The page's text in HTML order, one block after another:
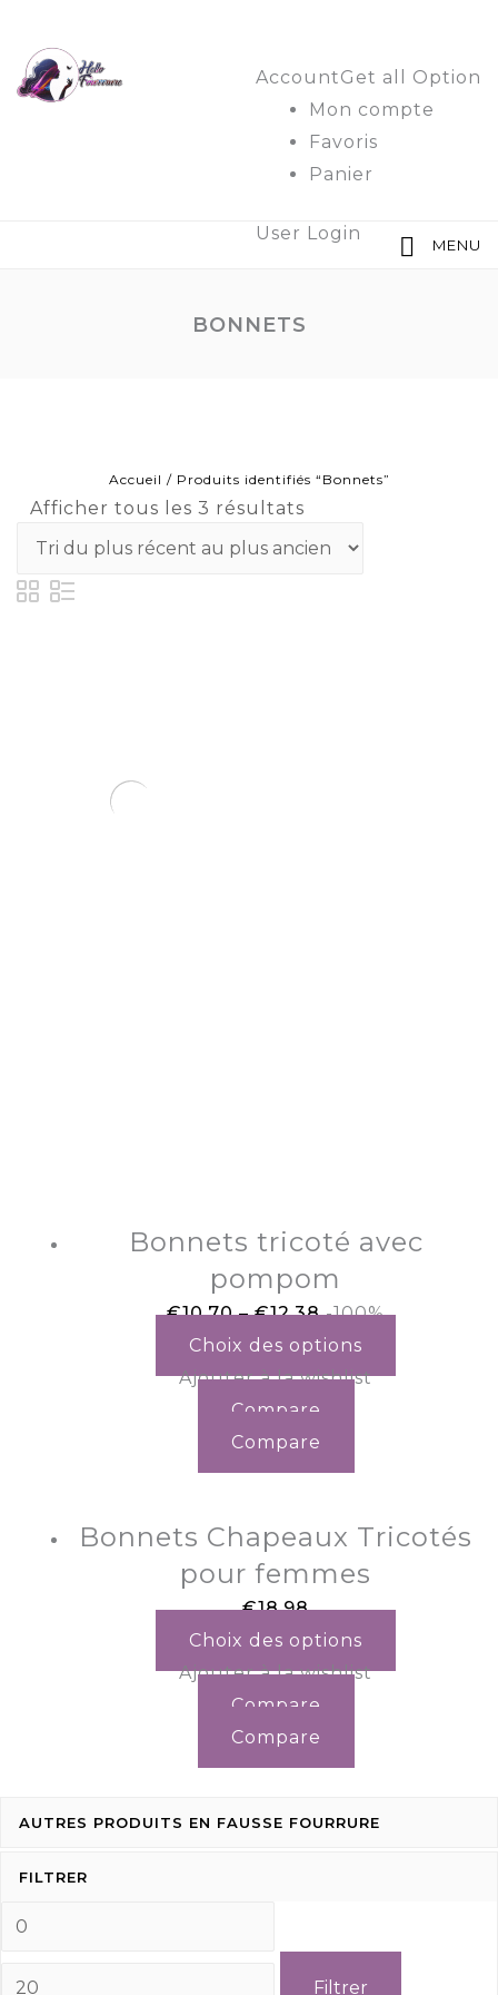
AccountGet all Option
Mon compte
Favoris
Panier
User Login
MENU
BONNETS
Accueil / Produits identifiés “Bonnets”
Afficher tous les 3 résultats
options
Bonnets tricoté avec
pompom
€10.70–€12.38 -100%
Choix des options
Ajouter à la wishlist
Compare
Compare
Bonnets Chapeaux Tricotés
pour femmes
€18.98
Choix des options
Ajouter à la wishlist
Compare
Compare
AUTRES PRODUITS EN FAUSSE FOURRURE
FILTRER
Filtrer